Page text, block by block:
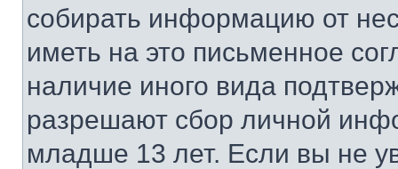
собирать информацию от
иметь на это письменное
наличие иного вида
разрешают сбор личной
младше 13 лет. Если вы не